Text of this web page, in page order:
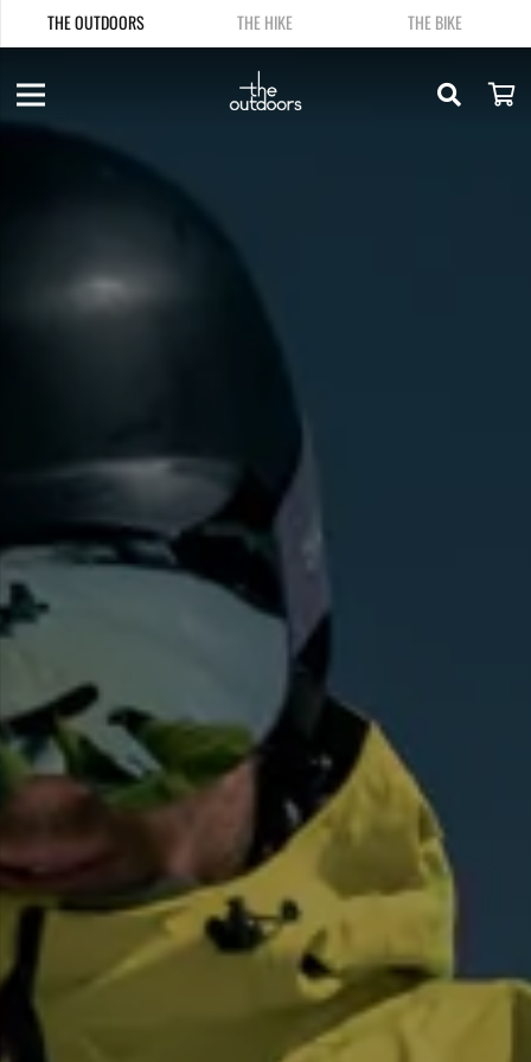
THE OUTDOORS THE HIKE THE BIKE